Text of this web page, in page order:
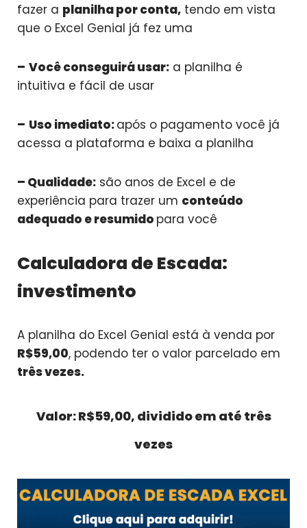
fazer a planilha por conta, tendo em vista
que o Excel Genial já fez uma
– Você conseguirá usar: a planilha é
intuitiva e fácil de usar
– Uso imediato:após o pagamento você já
acessa a plataforma e baixa a planilha
– Qualidade: são anos de Excel e de
experiência para trazer um conteúdo
adequado e resumido para você
Calculadora de Escada:
investimento
A planilha do Excel Genial está à venda por
R$59,00, podendo ter o valor parcelado em
três vezes.
Valor: R$59,00, dividido em até três
vezes